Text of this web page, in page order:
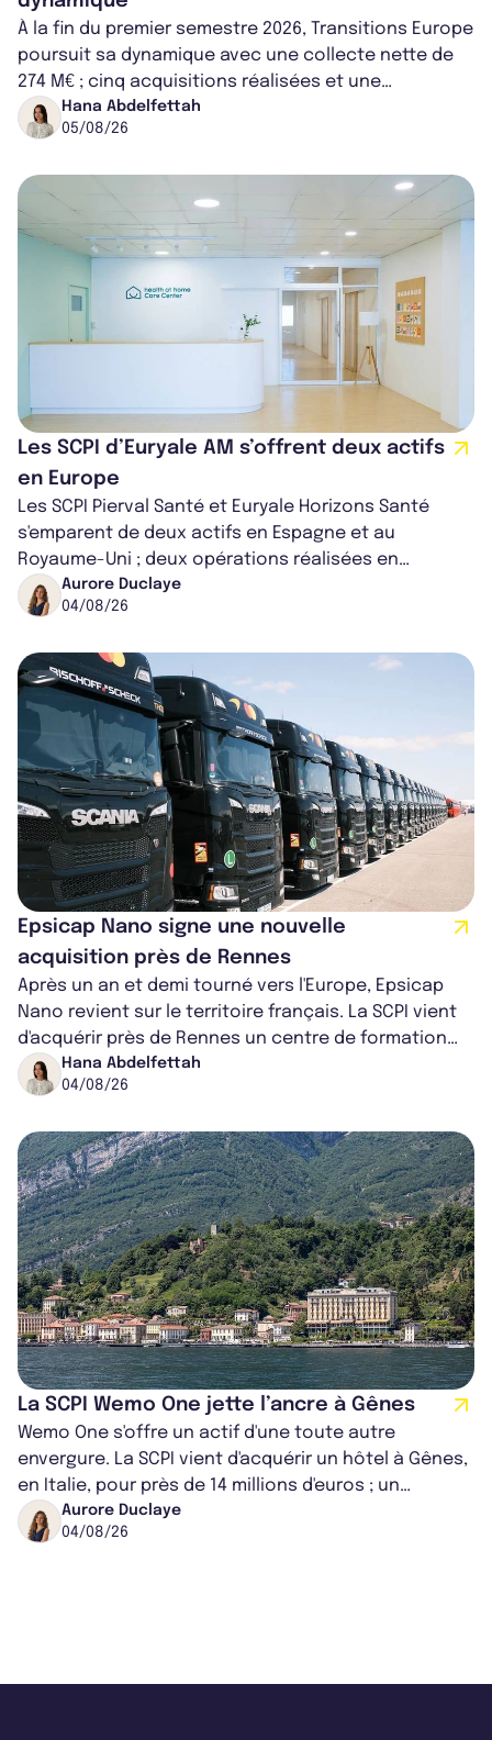
À la fin du premier semestre 2026, Transitions Europe
poursuit sa dynamique avec une collecte nette de
274 M€ ; cinq acquisitions réalisées et une
capitalisation portée à 1,38 Md€....
Hana Abdelfettah
05/08/26
Les SCPI d’Euryale AM s’offrent deux actifs
en Europe
Les SCPI Pierval Santé et Euryale Horizons Santé
s'emparent de deux actifs en Espagne et au
Royaume-Uni ; deux opérations réalisées en
partenariat. Ces co-acquisitions permettent a...
Aurore Duclaye
04/08/26
Epsicap Nano signe une nouvelle
acquisition près de Rennes
Après un an et demi tourné vers l'Europe, Epsicap
Nano revient sur le territoire français. La SCPI vient
d'acquérir près de Rennes un centre de formation
pour conducteurs poids lou...
Hana Abdelfettah
04/08/26
La SCPI Wemo One jette l’ancre à Gênes
Wemo One s'offre un actif d'une toute autre
envergure. La SCPI vient d'acquérir un hôtel à Gênes,
en Italie, pour près de 14 millions d'euros ; un
montant qui fait entorse avec ses...
Aurore Duclaye
04/08/26